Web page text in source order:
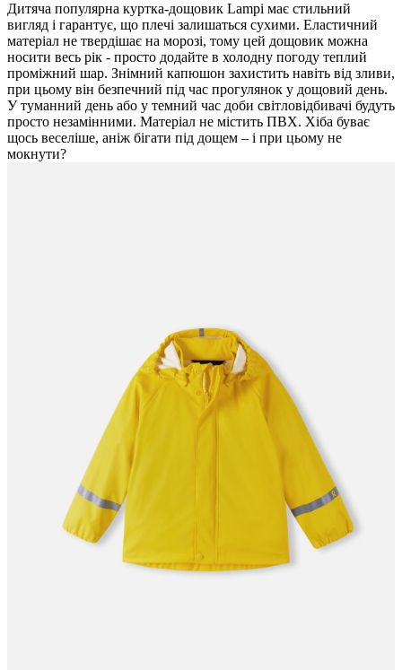
Дитяча популярна куртка-дощовик Lampi має стильний
вигляд і гарантує, що плечі залишаться сухими. Еластичний
матеріал не твердішає на морозі, тому цей дощовик можна
носити весь рік - просто додайте в холодну погоду теплий
проміжний шар. Знімний капюшон захистить навіть від зливи,
при цьому він безпечний під час прогулянок у дощовий день.
У туманний день або у темний час доби світловідбивачі будуть
просто незамінними. Матеріал не містить ПВХ. Хіба буває
щось веселіше, аніж бігати під дощем – і при цьому не
мокнути?